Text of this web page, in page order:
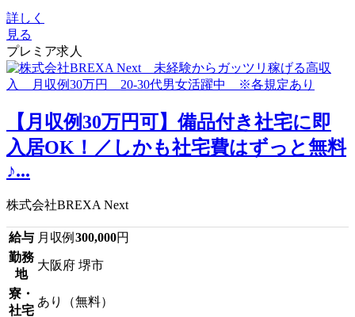
詳しく
見る
プレミア求人
【月収例30万円可】備品付き社宅に即
入居OK！／しかも社宅費はずっと無料
♪...
株式会社BREXA Next
給与 月収例 300,000円
勤務
地
大阪府 堺市
寮・
社宅
あり（無料）